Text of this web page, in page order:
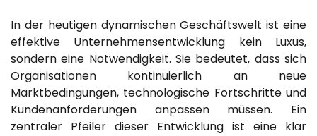
In der heutigen dynamischen Geschäftswelt ist eine
effektive Unternehmensentwicklung kein Luxus,
sondern eine Notwendigkeit. Sie bedeutet, dass sich
Organisationen kontinuierlich an neue
Marktbedingungen, technologische Fortschritte und
Kundenanforderungen anpassen müssen. Ein
zentraler Pfeiler dieser Entwicklung ist eine klar